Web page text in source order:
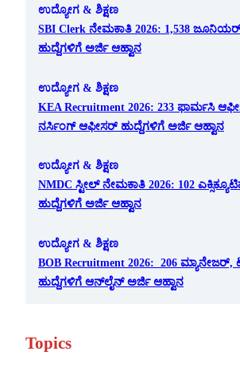
ಉದ್ಯೋಗ & ಶಿಕ್ಷಣ
SBI Clerk ನೇಮಕಾತಿ 2026: 1,538
ಹುದ್ದೆಗಳಿಗೆ ಅರ್ಜಿ ಆಹ್ವಾನ
ಉದ್ಯೋಗ & ಶಿಕ್ಷಣ
KEA Recruitment 2026: 233 ಫಾರ್ಮಸಿ
ನರ್ಸಿಂಗ್ ಆಫೀಸರ್ ಹುದ್ದೆಗಳಿಗೆ ಅರ್ಜಿ ಆಹ್ವಾನ
ಉದ್ಯೋಗ & ಶಿಕ್ಷಣ
NMDC ಸ್ಟೀಲ್ ನೇಮಕಾತಿ 2026: 102
ಹುದ್ದೆಗಳಿಗೆ ಅರ್ಜಿ ಆಹ್ವಾನ
ಉದ್ಯೋಗ & ಶಿಕ್ಷಣ
BOB Recruitment 2026: 206
ಹುದ್ದೆಗಳಿಗೆ ಆನ್‌ಲೈನ್ ಅರ್ಜಿ ಆಹ್ವಾನ
Topics